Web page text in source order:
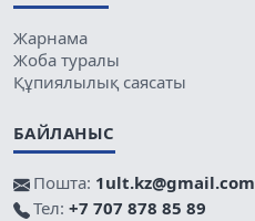
Жарнама
Жоба туралы
Құпиялылық саясаты
БАЙЛАНЫС
Пошта: 1ult.kz@gmail.com
Тел: +7 707 878 85 89